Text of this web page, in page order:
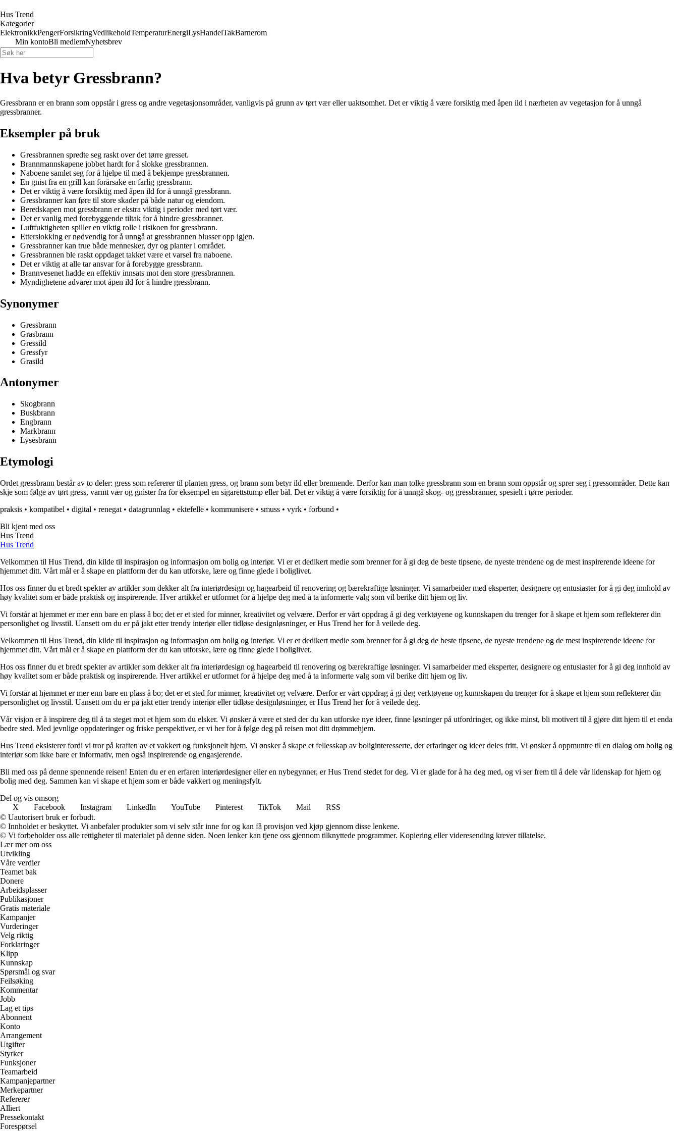
Hus Trend
Kategorier
ElektronikkPengerForsikringVedlikeholdTemperaturEnergiLysHandelTakBarnerom
Min kontoBli medlemNyhetsbrev
Hva betyr Gressbrann?
Gressbrann er en brann som oppstår i gress og andre vegetasjonsområder, vanligvis på grunn av tørt vær eller uaktsomhet. Det er viktig å være forsiktig med åpen ild i nærheten av vegetasjon for å unngå
gressbranner.
Eksempler på bruk
Gressbrannen spredte seg raskt over det tørre gresset.
Brannmannskapene jobbet hardt for å slokke gressbrannen.
Naboene samlet seg for å hjelpe til med å bekjempe gressbrannen.
En gnist fra en grill kan forårsake en farlig gressbrann.
Det er viktig å være forsiktig med åpen ild for å unngå gressbrann.
Gressbranner kan føre til store skader på både natur og eiendom.
Beredskapen mot gressbrann er ekstra viktig i perioder med tørt vær.
Det er vanlig med forebyggende tiltak for å hindre gressbranner.
Luftfuktigheten spiller en viktig rolle i risikoen for gressbrann.
Etterslokking er nødvendig for å unngå at gressbrannen blusser opp igjen.
Gressbranner kan true både mennesker, dyr og planter i området.
Gressbrannen ble raskt oppdaget takket være et varsel fra naboene.
Det er viktig at alle tar ansvar for å forebygge gressbrann.
Brannvesenet hadde en effektiv innsats mot den store gressbrannen.
Myndighetene advarer mot åpen ild for å hindre gressbrann.
Synonymer
Gressbrann
Grasbrann
Gressild
Gressfyr
Grasild
Antonymer
Skogbrann
Buskbrann
Engbrann
Markbrann
Lysesbrann
Etymologi
Ordet gressbrann består av to deler: gress som refererer til planten gress, og brann som betyr ild eller brennende. Derfor kan man tolke gressbrann som en brann som oppstår og sprer seg i gressområder. Dette kan
skje som følge av tørt gress, varmt vær og gnister fra for eksempel en sigarettstump eller bål. Det er viktig å være forsiktig for å unngå skog- og gressbranner, spesielt i tørre perioder.
praksis • kompatibel • digital • renegat • datagrunnlag • ektefelle • kommunisere • smuss • vyrk • forbund •
Bli kjent med oss
Hus Trend
Hus Trend
Velkommen til Hus Trend, din kilde til inspirasjon og informasjon om bolig og interiør. Vi er et dedikert medie som brenner for å gi deg de beste tipsene, de nyeste trendene og de mest inspirerende ideene for
hjemmet ditt. Vårt mål er å skape en plattform der du kan utforske, lære og finne glede i boliglivet.
Hos oss finner du et bredt spekter av artikler som dekker alt fra interiørdesign og hagearbeid til renovering og bærekraftige løsninger. Vi samarbeider med eksperter, designere og entusiaster for å gi deg innhold av
høy kvalitet som er både praktisk og inspirerende. Hver artikkel er utformet for å hjelpe deg med å ta informerte valg som vil berike ditt hjem og liv.
Vi forstår at hjemmet er mer enn bare en plass å bo; det er et sted for minner, kreativitet og velvære. Derfor er vårt oppdrag å gi deg verktøyene og kunnskapen du trenger for å skape et hjem som reflekterer din
personlighet og livsstil. Uansett om du er på jakt etter trendy interiør eller tidløse designløsninger, er Hus Trend her for å veilede deg.
Velkommen til Hus Trend, din kilde til inspirasjon og informasjon om bolig og interiør. Vi er et dedikert medie som brenner for å gi deg de beste tipsene, de nyeste trendene og de mest inspirerende ideene for
hjemmet ditt. Vårt mål er å skape en plattform der du kan utforske, lære og finne glede i boliglivet.
Hos oss finner du et bredt spekter av artikler som dekker alt fra interiørdesign og hagearbeid til renovering og bærekraftige løsninger. Vi samarbeider med eksperter, designere og entusiaster for å gi deg innhold av
høy kvalitet som er både praktisk og inspirerende. Hver artikkel er utformet for å hjelpe deg med å ta informerte valg som vil berike ditt hjem og liv.
Vi forstår at hjemmet er mer enn bare en plass å bo; det er et sted for minner, kreativitet og velvære. Derfor er vårt oppdrag å gi deg verktøyene og kunnskapen du trenger for å skape et hjem som reflekterer din
personlighet og livsstil. Uansett om du er på jakt etter trendy interiør eller tidløse designløsninger, er Hus Trend her for å veilede deg.
Vår visjon er å inspirere deg til å ta steget mot et hjem som du elsker. Vi ønsker å være et sted der du kan utforske nye ideer, finne løsninger på utfordringer, og ikke minst, bli motivert til å gjøre ditt hjem til et enda
bedre sted. Med jevnlige oppdateringer og friske perspektiver, er vi her for å følge deg på reisen mot ditt drømmehjem.
Hus Trend eksisterer fordi vi tror på kraften av et vakkert og funksjonelt hjem. Vi ønsker å skape et fellesskap av boliginteresserte, der erfaringer og ideer deles fritt. Vi ønsker å oppmuntre til en dialog om bolig og
interiør som ikke bare er informativ, men også inspirerende og engasjerende.
Bli med oss på denne spennende reisen! Enten du er en erfaren interiørdesigner eller en nybegynner, er Hus Trend stedet for deg. Vi er glade for å ha deg med, og vi ser frem til å dele vår lidenskap for hjem og
bolig med deg. Sammen kan vi skape et hjem som er både vakkert og meningsfylt.
Del og vis omsorg
X
Facebook Instagram LinkedIn YouTube Pinterest TikTok Mail
RSS
© Uautorisert bruk er forbudt.
© Innholdet er beskyttet. Vi anbefaler produkter som vi selv står inne for og kan få provisjon ved kjøp gjennom disse lenkene.
© Vi forbeholder oss alle rettigheter til materialet på denne siden. Noen lenker kan tjene oss gjennom tilknyttede programmer. Kopiering eller videresending krever tillatelse.
Lær mer om oss
Utvikling
Våre verdier
Teamet bak
Donere
Arbeidsplasser
Publikasjoner
Gratis materiale
Kampanjer
Vurderinger
Velg riktig
Forklaringer
Klipp
Kunnskap
Spørsmål og svar
Feilsøking
Kommentar
Jobb
Lag et tips
Abonnent
Konto
Arrangement
Utgifter
Styrker
Funksjoner
Teamarbeid
Kampanjepartner
Merkepartner
Refererer
Alliert
Pressekontakt
Forespørsel